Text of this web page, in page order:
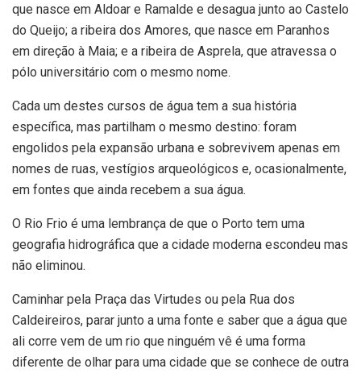
que nasce em Aldoar e Ramalde e desagua junto ao Castelo
do Queijo; a ribeira dos Amores, que nasce em Paranhos
em direção à Maia; e a ribeira de Asprela, que atravessa o
pólo universitário com o mesmo nome.
Cada um destes cursos de água tem a sua história
específica, mas partilham o mesmo destino: foram
engolidos pela expansão urbana e sobrevivem apenas em
nomes de ruas, vestígios arqueológicos e, ocasionalmente,
em fontes que ainda recebem a sua água.
O Rio Frio é uma lembrança de que o Porto tem uma
geografia hidrográfica que a cidade moderna escondeu mas
não eliminou.
Caminhar pela Praça das Virtudes ou pela Rua dos
Caldeireiros, parar junto a uma fonte e saber que a água que
ali corre vem de um rio que ninguém vê é uma forma
diferente de olhar para uma cidade que se conhece de outra